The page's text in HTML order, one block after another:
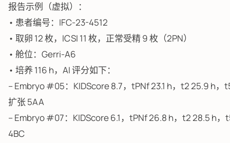
报告示例（虚拟）：
• 患者编号：IFC-23-4512
• 取卵 12 枚，ICSI 11 枚，正常受精 9 枚（2PN）
• 舱位：Gerri-A6
• 培养 116 h，AI 评分如下：
– Embryo #05：KIDScore 8.7，tPNf 23.1 h，t2 25.9 h
扩张 5AA
– Embryo #07：KIDScore 6.1，tPNf 26.8 h，t2 28.5 h，
4BC